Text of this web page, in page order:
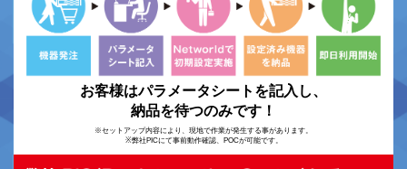
お客様はパラメータシートを記入し、
納品を待つのみです！
※セットアップ内容により、現地で作業が発生する事があります。
※弊社PICにて事前動作確認、POCが可能です。